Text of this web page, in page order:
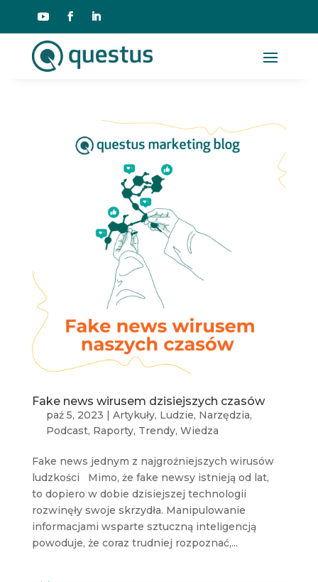
Fake news wirusem dzisiejszych czasów
paź 5, 2023 | Artykuły, Ludzie, Narzędzia,
Podcast, Raporty, Trendy, Wiedza
Fake news jednym z najgroźniejszych wirusów
ludzkości Mimo, że fake newsy istnieją od lat,
to dopiero w dobie dzisiejszej technologii
rozwinęły swoje skrzydła. Manipulowanie
informacjami wsparte sztuczną inteligencją
powoduje, że coraz trudniej rozpoznać,...